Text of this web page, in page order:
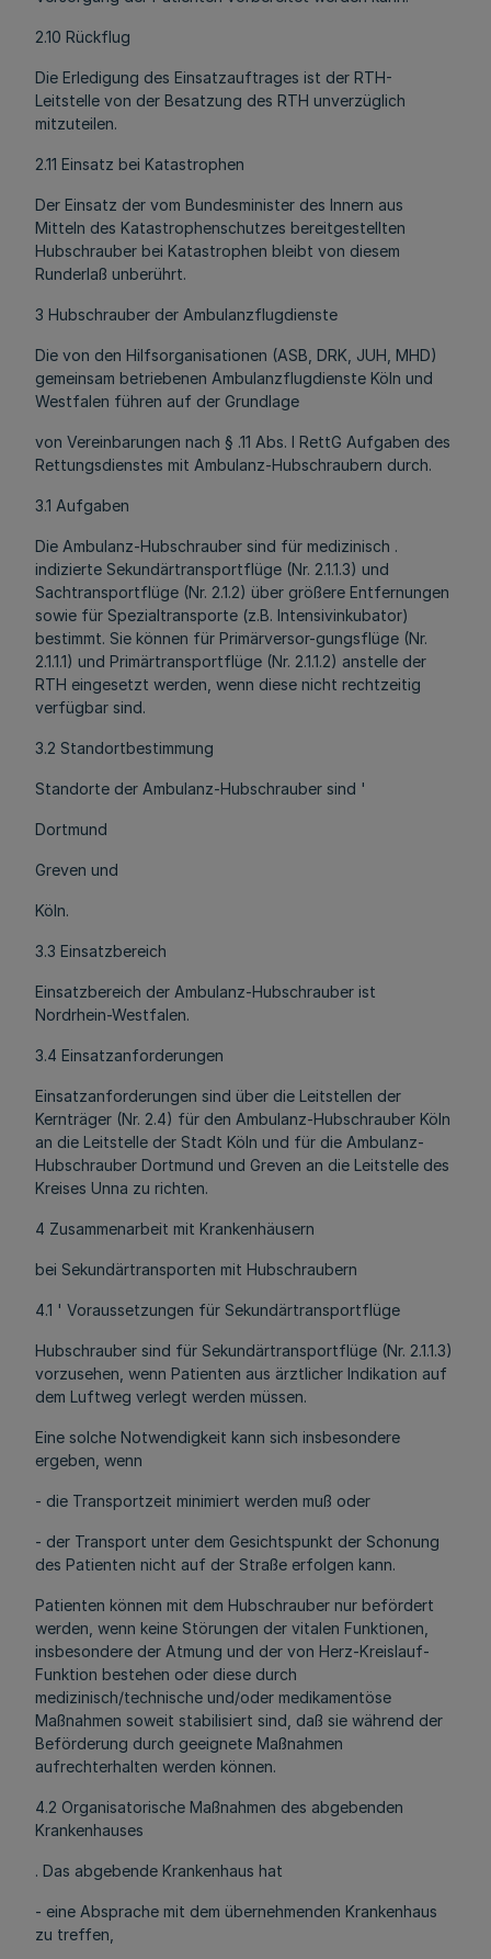
2.10 Rückflug
Die Erledigung des Einsatzauftrages ist der RTH-
Leitstelle von der Besatzung des RTH unverzüglich
mitzuteilen.
2.11 Einsatz bei Katastrophen
Der Einsatz der vom Bundesminister des Innern aus
Mitteln des Katastrophenschutzes bereitgestellten
Hubschrauber bei Katastrophen bleibt von diesem
Runderlaß unberührt.
3 Hubschrauber der Ambulanzflugdienste
Die von den Hilfsorganisationen (ASB, DRK, JUH, MHD)
gemeinsam betriebenen Ambulanzflugdienste Köln und
Westfalen führen auf der Grundlage
von Vereinbarungen nach § .11 Abs. l RettG Aufgaben des
Rettungsdienstes mit Ambulanz-Hubschraubern durch.
3.1 Aufgaben
Die Ambulanz-Hubschrauber sind für medizinisch .
indizierte Sekundärtransportflüge (Nr. 2.1.1.3) und
Sachtransportflüge (Nr. 2.1.2) über größere Entfernungen
sowie für Spezialtransporte (z.B. Intensivinkubator)
bestimmt. Sie können für Primärversor-gungsflüge (Nr.
2.1.1.1) und Primärtransportflüge (Nr. 2.1.1.2) anstelle der
RTH eingesetzt werden, wenn diese nicht rechtzeitig
verfügbar sind.
3.2 Standortbestimmung
Standorte der Ambulanz-Hubschrauber sind '
Dortmund
Greven und
Köln.
3.3 Einsatzbereich
Einsatzbereich der Ambulanz-Hubschrauber ist
Nordrhein-Westfalen.
3.4 Einsatzanforderungen
Einsatzanforderungen sind über die Leitstellen der
Kernträger (Nr. 2.4) für den Ambulanz-Hubschrauber Köln
an die Leitstelle der Stadt Köln und für die Ambulanz-
Hubschrauber Dortmund und Greven an die Leitstelle des
Kreises Unna zu richten.
4 Zusammenarbeit mit Krankenhäusern
bei Sekundärtransporten mit Hubschraubern
4.1 ' Voraussetzungen für Sekundärtransportflüge
Hubschrauber sind für Sekundärtransportflüge (Nr. 2.1.1.3)
vorzusehen, wenn Patienten aus ärztlicher Indikation auf
dem Luftweg verlegt werden müssen.
Eine solche Notwendigkeit kann sich insbesondere
ergeben, wenn
- die Transportzeit minimiert werden muß oder
- der Transport unter dem Gesichtspunkt der Schonung
des Patienten nicht auf der Straße erfolgen kann.
Patienten können mit dem Hubschrauber nur befördert
werden, wenn keine Störungen der vitalen Funktionen,
insbesondere der Atmung und der von Herz-Kreislauf-
Funktion bestehen oder diese durch
medizinisch/technische und/oder medikamentöse
Maßnahmen soweit stabilisiert sind, daß sie während der
Beförderung durch geeignete Maßnahmen
aufrechterhalten werden können.
4.2 Organisatorische Maßnahmen des abgebenden
Krankenhauses
. Das abgebende Krankenhaus hat
- eine Absprache mit dem übernehmenden Krankenhaus
zu treffen,